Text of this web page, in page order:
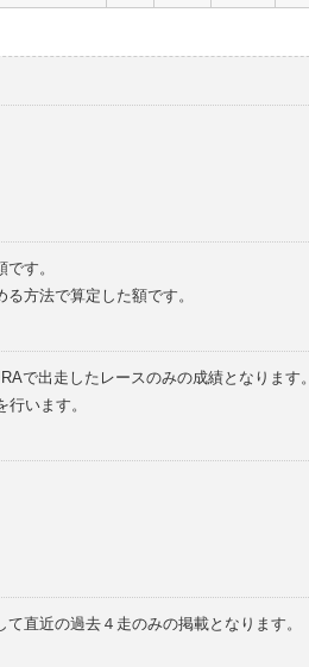
す。
方法で算定した額です。
で出走したレースのみの成績となります。
います。
直近の過去４走のみの掲載となります。